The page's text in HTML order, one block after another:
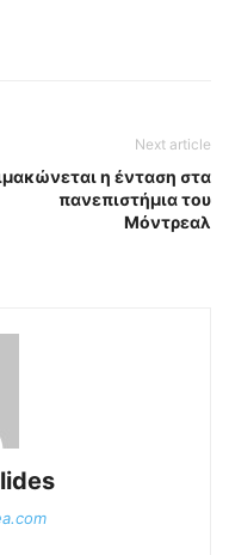
Next article
η ένταση στα
πανεπιστήμια του
Μόντρεαλ